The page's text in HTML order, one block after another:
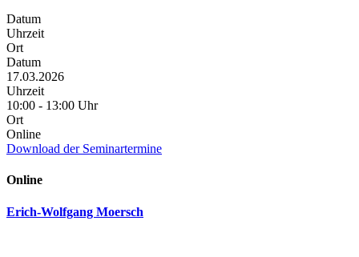
Datum
Uhrzeit
Ort
Datum
17.03.2026
Uhrzeit
10:00 - 13:00 Uhr
Ort
Online
Download der Seminartermine
Online
Erich-Wolfgang Moersch